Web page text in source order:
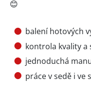
😊
balení hotových
kontrola kvality a
jednoduchá
práce v sedě i ve